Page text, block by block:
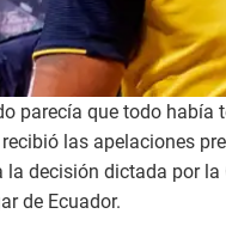
parecía que todo había
recibió las apelaciones
la decisión dictada por la
de Ecuador.